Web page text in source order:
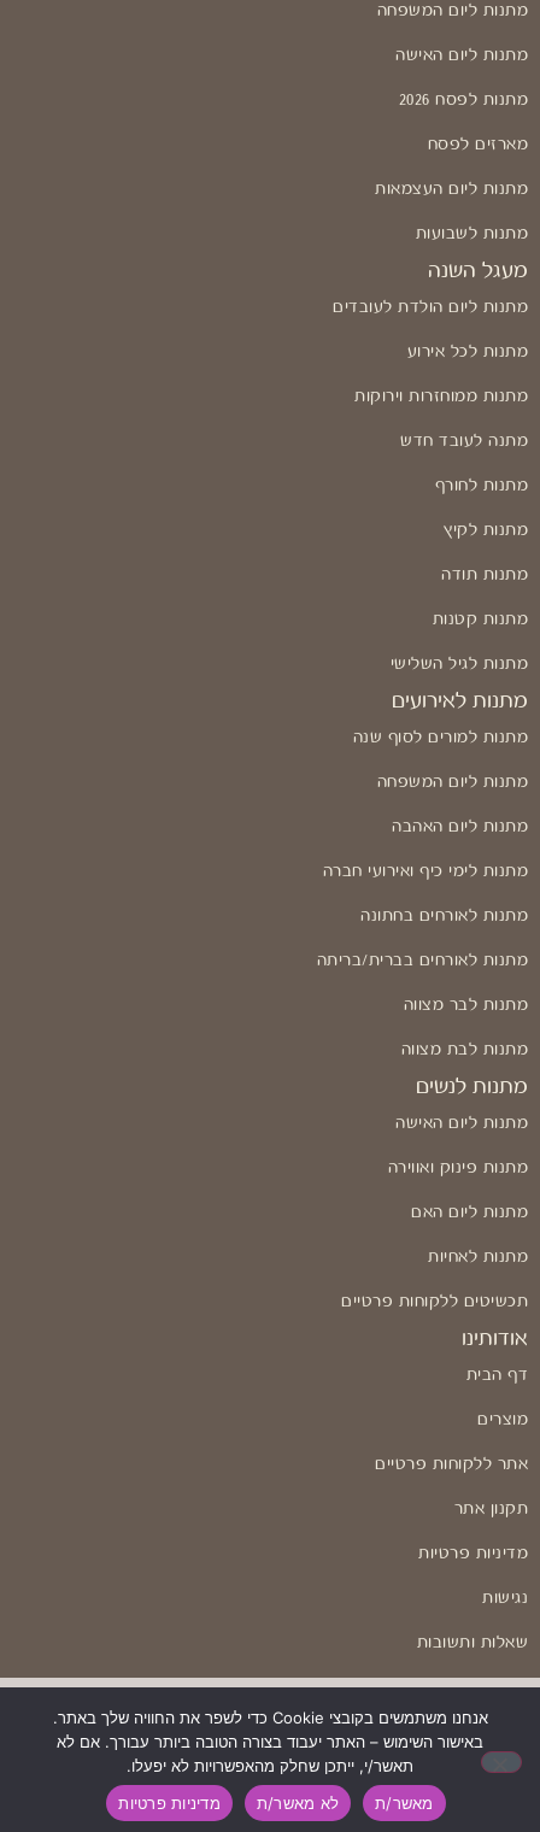
מתנות ליום המשפחה
מתנות ליום האישה
מתנות לפסח 2026
מארזים לפסח
מתנות ליום העצמאות
מתנות לשבועות
מעגל השנה
מתנות ליום הולדת לעובדים
מתנות לכל אירוע
מתנות ממוחזרות וירוקות
מתנה לעובד חדש
מתנות לחורף
מתנות לקיץ
מתנות תודה
מתנות קטנות
מתנות לגיל השלישי
מתנות לאירועים
מתנות למורים לסוף שנה
מתנות ליום המשפחה
מתנות ליום האהבה
מתנות לימי כיף ואירועי חברה
מתנות לאורחים בחתונה
מתנות לאורחים בברית/בריתה
מתנות לבר מצווה
מתנות לבת מצווה
מתנות לנשים
מתנות ליום האישה
מתנות פינוק ואווירה
מתנות ליום האם
מתנות לאחיות
תכשיטים ללקוחות פרטיים
אודותינו
דף הבית
מוצרים
אתר ללקוחות פרטיים
תקנון אתר
מדיניות פרטיות
נגישות
שאלות ותשובות
בניה ועיצוב: Odesign
אנחנו משתמשים בקובצי Cookie כדי לשפר את החוויה שלך באתר.
באישור השימוש – האתר יעבוד בצורה הטובה ביותר עבורך. אם לא
תאשר/י, ייתכן שחלק מהאפשרויות לא יפעלו.
מאשר/ת
לא מאשר/ת מדיניות פרטיות